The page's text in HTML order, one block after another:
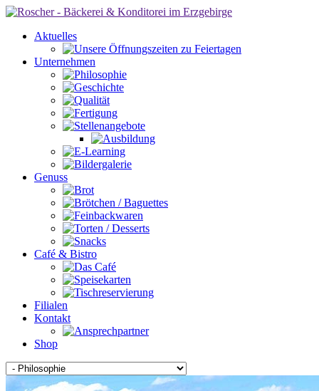
Aktuelles
Unternehmen
Genuss
Café & Bistro
Filialen
Kontakt
Shop